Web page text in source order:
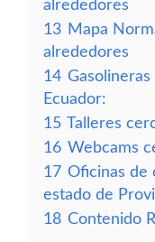
alrededores
13 Mapa
alrededores
14
Ecuador:
15 Talleres
16 Webcams
17 Oficinas de
estado de
18 Contenido